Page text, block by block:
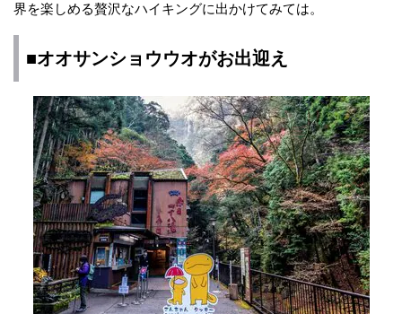
界を楽しめる贅沢なハイキングに出かけてみては。
■オオサンショウウオがお出迎え